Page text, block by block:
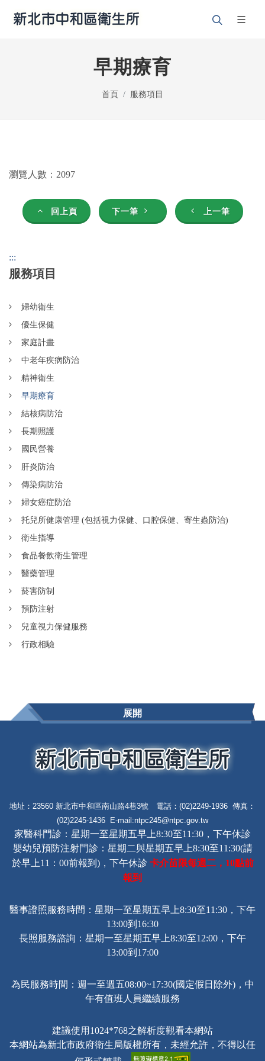
早期療育
首頁 服務項目
:::
服務項目
婦幼衛生
優生保健
家庭計畫
中老年疾病防治
精神衛生
早期療育
結核病防治
長期照護
國民營養
肝炎防治
傳染病防治
婦女癌症防治
托兒所健康管理 (包括視力保健、口腔保健、寄生蟲防治)
衛生指導
食品餐飲衛生管理
醫藥管理
菸害防制
預防注射
兒童視力保健服務
行政相驗
瀏覽人數：2097
回上頁 下一筆 上一筆
展開
地址：23560 新北市中和區南山路4巷3號 電話：(02)2249-1936 傳真：
(02)2245-1436 E-mail:ntpc245@ntpc.gov.tw
家醫科門診：星期一至星期五早上8:30至11:30，下午休診
嬰幼兒預防注射門診：星期二與星期五早上8:30至11:30(請
於早上11：00前報到)，下午休診 卡介苗限每週二， 10點前
報到
醫事證照服務時間：星期一至星期五早上8:30至11:30，下午
13:00到16:30
長照服務諮詢 ：星期一至星期五早上8:30至12:00，下午
13:00到17:00
為民服務時間：週一至週五08:00~17:30(國定假日除外)，中
午有值班人員繼續服務
建議使用1024*768之解析度觀看本網站
本網站為新北市政府衛生局版權所有，未經允許，不得以任